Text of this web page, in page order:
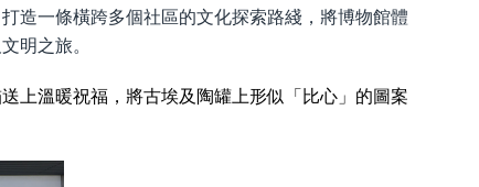
造一條橫跨多個社區的文化探索路綫，將博物館體
明之旅。
上溫暖祝福，將古埃及陶罐上形似「比心」的圖案